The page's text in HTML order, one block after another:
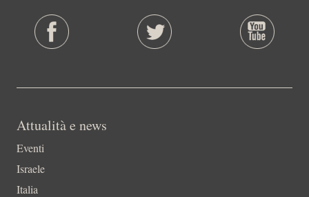
Attualità e news
Eventi
Israele
Italia